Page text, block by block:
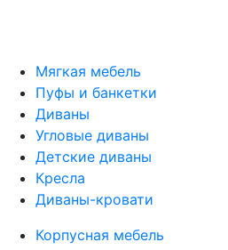
Мягкая мебель
Пуфы и банкетки
Диваны
Угловые диваны
Детские диваны
Кресла
Диваны-кровати
Корпусная мебель